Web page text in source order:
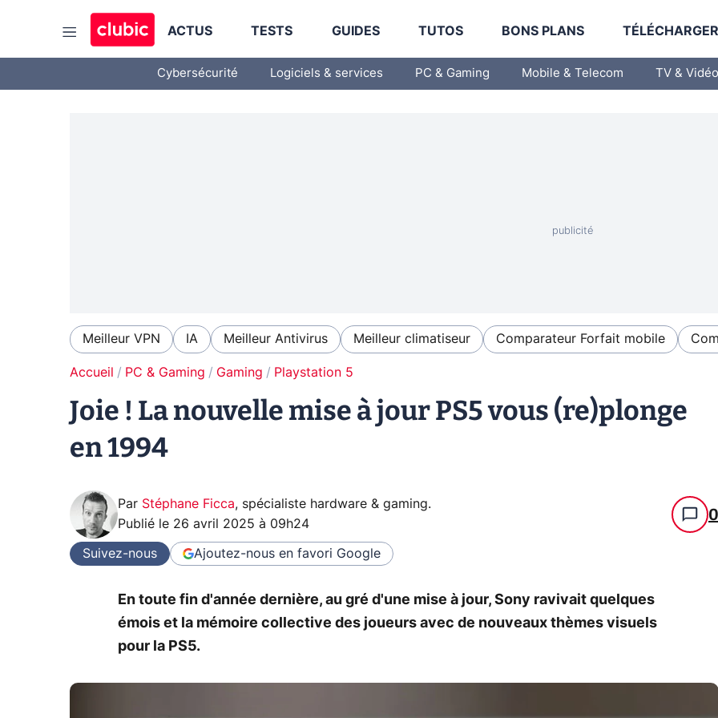
ACTUS TESTS GUIDES TUTOS BONS PLANS
Cybersécurité Logiciels & services PC & Gaming Mobile & Telecom TV & Vidéo
Meilleur VPN IA Meilleur Antivirus Meilleur climatiseur Comparateur Forfait mobile
Accueil PC & Gaming Gaming Playstation 5
Joie ! La nouvelle mise à jour PS5 vous (re)plonge
en 1994
Par Stéphane Ficca, spécialiste hardware & gaming.
Publié le 26 avril 2025 à 09h24 0
Suivez-nous Ajoutez-nous en favori Google
En toute fin d'année dernière, au gré d'une mise à jour, Sony ravivait quelques
émois et la mémoire collective des joueurs avec de nouveaux thèmes visuels
pour la PS5.